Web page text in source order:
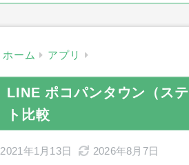
ホーム アプリ
LINE ポコパンタウン（ス
ト比較
2021年1月13日 2026年8月7日